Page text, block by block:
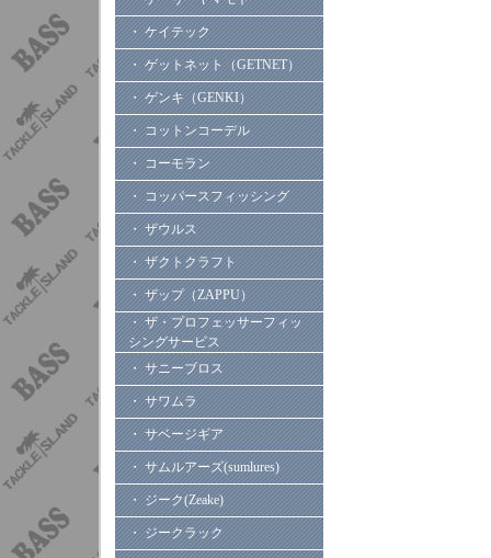
・ ケイテック
・ ゲットネット（GETNET）
・ ゲンキ（GENKI）
・ コットンコーデル
・ コーモラン
・ コッパースフィッシング
・ ザウルス
・ ザクトクラフト
・ ザップ（ZAPPU）
・ ザ・プロフェッサーフィッ
シングサービス
・ サニーブロス
・ サワムラ
・ サベージギア
・ サムルアーズ(sumlures)
・ ジーク(Zeake)
・ ジークラック